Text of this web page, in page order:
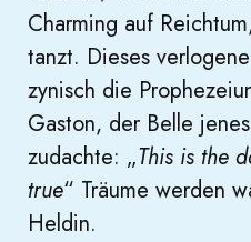
Charming auf
tanzt. Dieses
zynisch die
Gaston, der Belle
zudachte: „This is the
true“ Träume werden
Heldin.